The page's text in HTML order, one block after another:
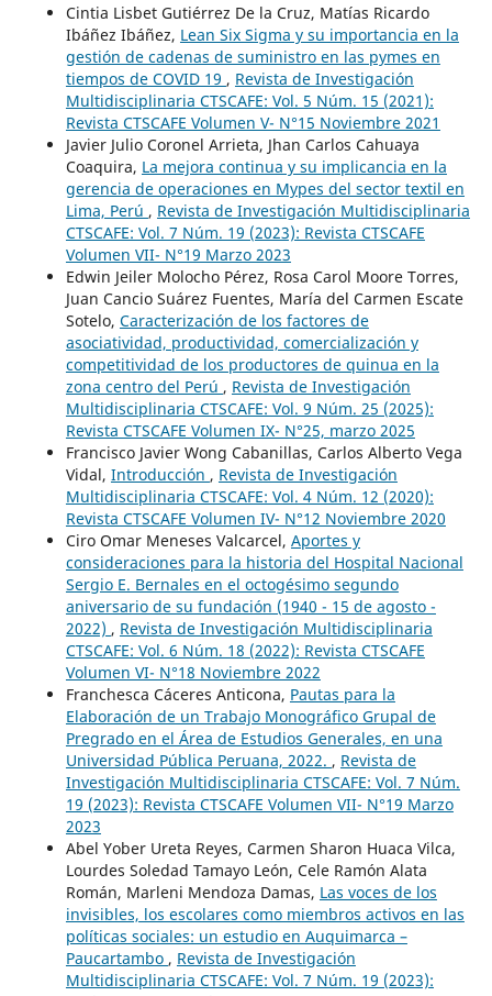
Cintia Lisbet Gutiérrez De la Cruz, Matías Ricardo
Ibáñez Ibáñez, Lean Six Sigma y su importancia en la
gestión de cadenas de suministro en las pymes en
tiempos de COVID 19 , Revista de Investigación
Multidisciplinaria CTSCAFE: Vol. 5 Núm. 15 (2021):
Revista CTSCAFE Volumen V- N°15 Noviembre 2021
Javier Julio Coronel Arrieta, Jhan Carlos Cahuaya
Coaquira, La mejora continua y su implicancia en la
gerencia de operaciones en Mypes del sector textil en
Lima, Perú , Revista de Investigación Multidisciplinaria
CTSCAFE: Vol. 7 Núm. 19 (2023): Revista CTSCAFE
Volumen VII- N°19 Marzo 2023
Edwin Jeiler Molocho Pérez, Rosa Carol Moore Torres,
Juan Cancio Suárez Fuentes, María del Carmen Escate
Sotelo, Caracterización de los factores de
asociatividad, productividad, comercialización y
competitividad de los productores de quinua en la
zona centro del Perú , Revista de Investigación
Multidisciplinaria CTSCAFE: Vol. 9 Núm. 25 (2025):
Revista CTSCAFE Volumen IX- N°25, marzo 2025
Francisco Javier Wong Cabanillas, Carlos Alberto Vega
Vidal, Introducción , Revista de Investigación
Multidisciplinaria CTSCAFE: Vol. 4 Núm. 12 (2020):
Revista CTSCAFE Volumen IV- N°12 Noviembre 2020
Ciro Omar Meneses Valcarcel, Aportes y
consideraciones para la historia del Hospital Nacional
Sergio E. Bernales en el octogésimo segundo
aniversario de su fundación (1940 - 15 de agosto -
2022) , Revista de Investigación Multidisciplinaria
CTSCAFE: Vol. 6 Núm. 18 (2022): Revista CTSCAFE
Volumen VI- N°18 Noviembre 2022
Franchesca Cáceres Anticona, Pautas para la
Elaboración de un Trabajo Monográfico Grupal de
Pregrado en el Área de Estudios Generales, en una
Universidad Pública Peruana, 2022. , Revista de
Investigación Multidisciplinaria CTSCAFE: Vol. 7 Núm.
19 (2023): Revista CTSCAFE Volumen VII- N°19 Marzo
2023
Abel Yober Ureta Reyes, Carmen Sharon Huaca Vilca,
Lourdes Soledad Tamayo León, Cele Ramón Alata
Román, Marleni Mendoza Damas, Las voces de los
invisibles, los escolares como miembros activos en las
políticas sociales: un estudio en Auquimarca –
Paucartambo , Revista de Investigación
Multidisciplinaria CTSCAFE: Vol. 7 Núm. 19 (2023):